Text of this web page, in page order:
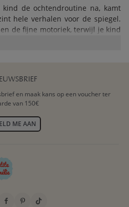
de ochtendroutine na, kamt
hele verhalen voor de spiegel.
de fijne motoriek, terwijl je kind
Elke kaptafel komt inclusief
EEN VEILIGE
Die spiegel is geen breekbaar
zodat je kind vrij kan spelen.
schroeven maken het geheel
en past mooi in een
en maak kans op een voucher ter
van 150€
ME AAN